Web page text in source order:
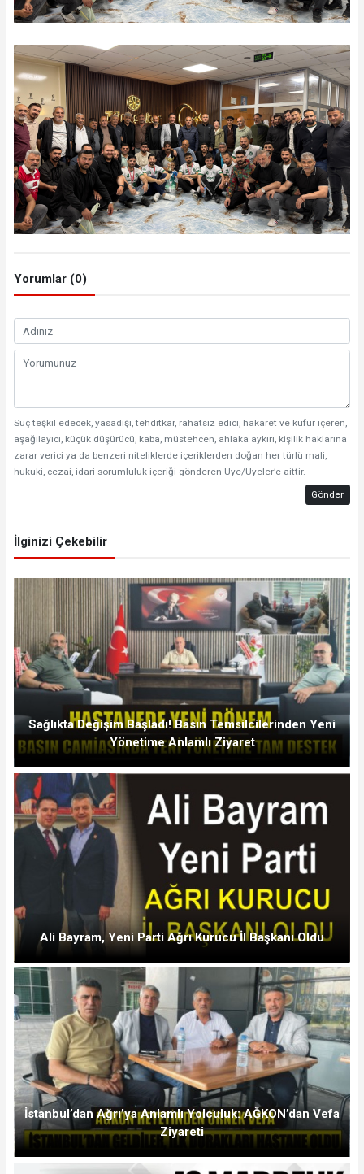
Yorumlar (0)
Suç teşkil edecek, yasadışı, tehditkar, rahatsız edici, hakaret ve küfür içeren,
aşağılayıcı, küçük düşürücü, kaba, müstehcen, ahlaka aykırı, kişilik haklarına
zarar verici ya da benzeri niteliklerde içeriklerden doğan her türlü mali,
hukuki, cezai, idari sorumluluk içeriği gönderen Üye/Üyeler’e aittir.
Gönder
İlginizi Çekebilir
Sağlıkta Değişim Başladı! Basın Temsilcilerinden Yeni
Yönetime Anlamlı Ziyaret
Ali Bayram, Yeni Parti Ağrı Kurucu İl Başkanı Oldu
İstanbul’dan Ağrı’ya Anlamlı Yolculuk: AĞKON’dan Vefa
Ziyareti